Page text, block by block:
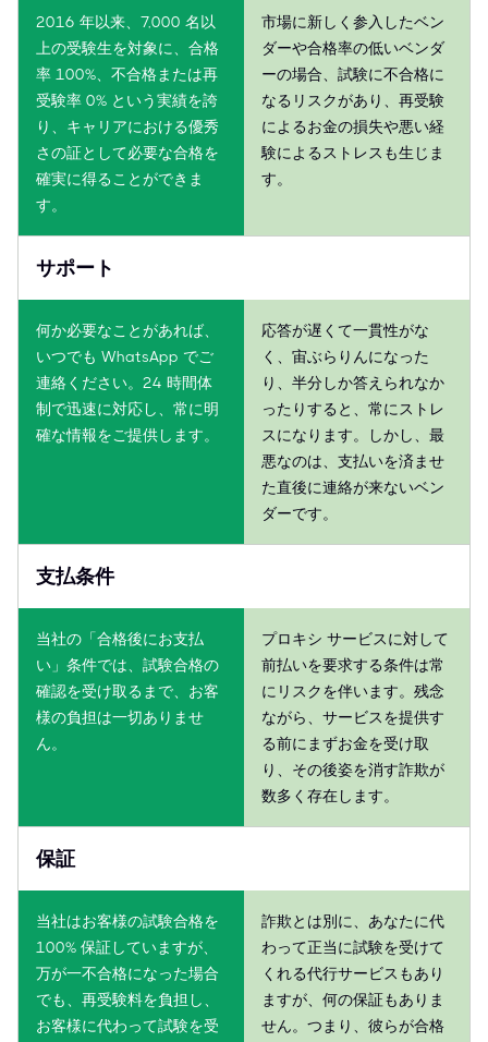
2016 年以来、7,000 名以
上の受験生を対象に、合格
率 100%、不合格または再
受験率 0% という実績を誇
り、キャリアにおける優秀
さの証として必要な合格を
確実に得ることができま
す。
市場に新しく参入したベン
ダーや合格率の低いベンダ
ーの場合、試験に不合格に
なるリスクがあり、再受験
によるお金の損失や悪い経
験によるストレスも生じま
す。
サポート
何か必要なことがあれば、
いつでも WhatsApp でご
連絡ください。24 時間体
制で迅速に対応し、常に明
確な情報をご提供します。
応答が遅くて一貫性がな
く、宙ぶらりんになった
り、半分しか答えられなか
ったりすると、常にストレ
スになります。しかし、最
悪なのは、支払いを済ませ
た直後に連絡が来ないベン
ダーです。
支払条件
当社の「合格後にお支払
い」条件では、試験合格の
確認を受け取るまで、お客
様の負担は一切ありませ
ん。
プロキシ サービスに対して
前払いを要求する条件は常
にリスクを伴います。残念
ながら、サービスを提供す
る前にまずお金を受け取
り、その後姿を消す詐欺が
数多く存在します。
保証
当社はお客様の試験合格を
100% 保証していますが、
万が一不合格になった場合
でも、再受験料を負担し、
お客様に代わって試験を受
詐欺とは別に、あなたに代
わって正当に試験を受けて
くれる代行サービスもあり
ますが、何の保証もありま
せん。つまり、彼らが合格